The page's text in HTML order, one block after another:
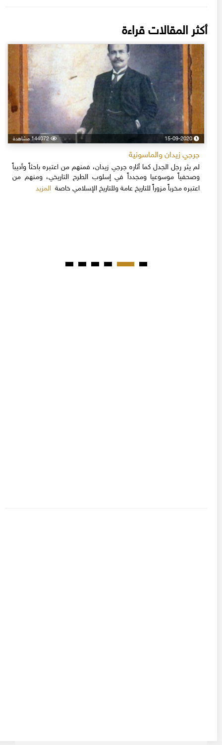
أكثر المقالات قراءة
15-09-2020 144072 مشاهدة
جرجي زيدان والماسونية
لم يثر رجل الجدل كما أثاره جرجي زيدان، فمنهم من اعتبره باحثاً وأديباً
وصحفياً موسوعيا ومجدداً في إسلوب الطرح التاريخي، ومنهم من
اعتبره مخرباً مزوراً للتاريخ عامة وللتاريخ الإسلامي خاصةالمزيد